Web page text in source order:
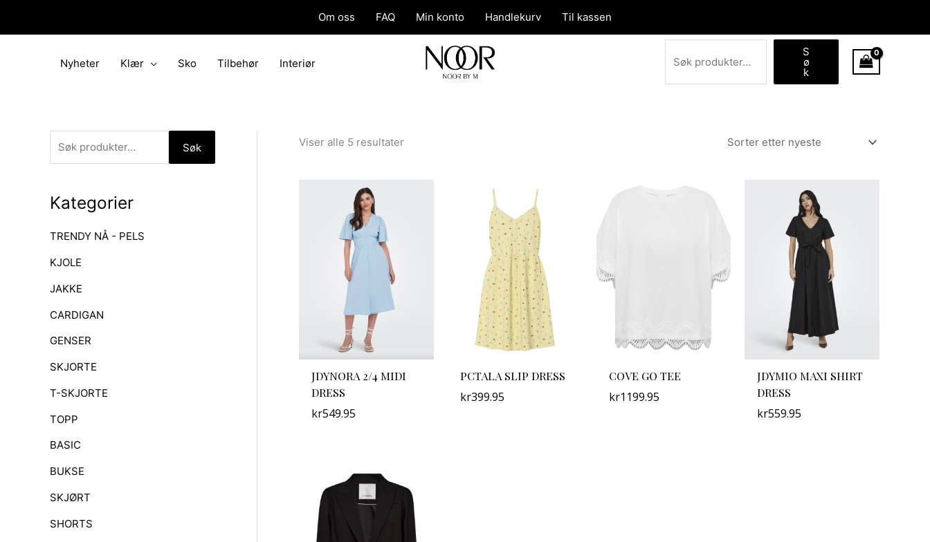
Om oss FAQ Min konto Handlekurv Til kassen
Nyheter Klær Sko Tilbehør Interiør
Søk
S
ø
k
ø
e
e
Søk
Kategorier
TRENDY NÅ - PELS
KJOLE
JAKKE
CARDIGAN
GENSER
SKJORTE
T-SKJORTE
TOPP
BASIC
BUKSE
SKJØRT
SHORTS
Viser alle 5 resultateretter
JDYNORA 2/4 MIDI
DRESS
kr549.95
PCTALA SLIP DRESS
kr399.95
COVE GO TEE
kr1199.95
JDYMIO MAXI SHIRT
DRESS
kr559.95